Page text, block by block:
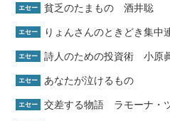
エセー 貧乏のたまもの 酒井聡
エセー りょんさんのときどき集中
エセー 詩人のための投資術 小原
エセー あなたが泣けるもの
エセー 交差する物語 ラモーナ・